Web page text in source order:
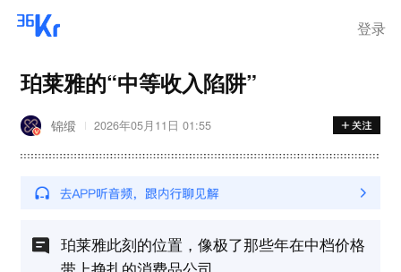
登录
珀莱雅的“中等收入陷阱”
锦缎 2026年05月11日 01:55
珀莱雅此刻的位置，像极了那些年在中档价格